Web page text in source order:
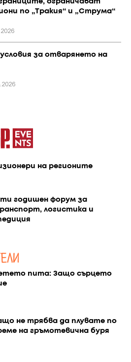
ограничават
по „Тракия“ и „Струма“
за отварянето на
на регионите
годишен форум за
логистика и
пита: Защо сърцето
не трябва да плувате по
на гръмотевична буря